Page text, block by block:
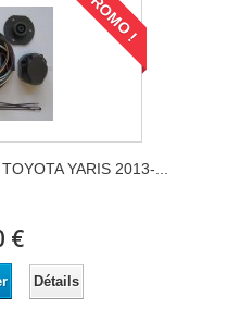
PROMO !
YARIS 2013-...
€
Détails